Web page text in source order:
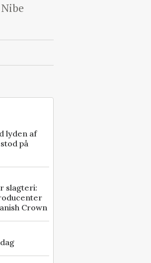
lyden af
på
slagteri:
Crown